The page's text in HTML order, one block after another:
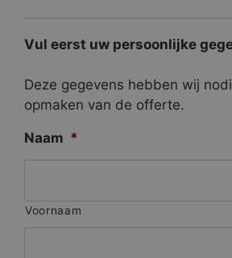
Vul eerst uw persoonlijke
Deze gegevens hebben wij
opmaken van de offerte.
Naam *
Voornaam